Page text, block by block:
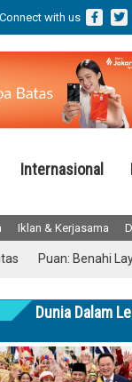
Connect with us
Internasional
Iklan & Kerjasama
Benahi Layanan
Dunia Dalam